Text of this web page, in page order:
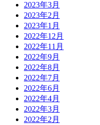
2023年3月
2023年2月
2023年1月
2022年12月
2022年11月
2022年9月
2022年8月
2022年7月
2022年6月
2022年4月
2022年3月
2022年2月